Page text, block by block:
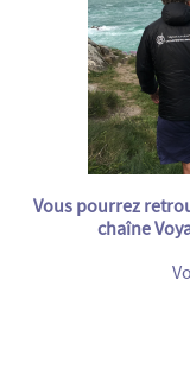
Vous pourrez
chaîne